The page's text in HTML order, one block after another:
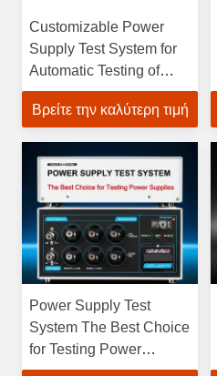
Customizable Power
Supply Test System for
Automatic Testing of
Adapter Products Output
Voltage up to 1000V
Βρείτε την καλύτερη τιμή
Power Supply Test
System The Best Choice
for Testing Power
Supplies